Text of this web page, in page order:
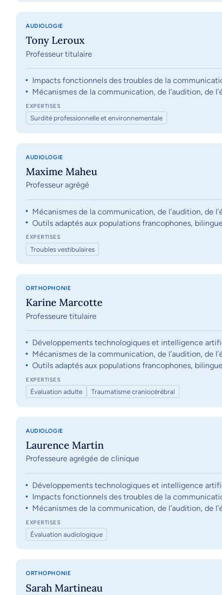
AUDIOLOGIE
Tony Leroux
Professeur titulaire
Impacts fonctionnels des troubles de la
Mécanismes de la communication, de l’audition, de
EXPERTISES
Surdité professionnelle et environnementale
AUDIOLOGIE
Maxime Maheu
Professeur agrégé
Mécanismes de la communication, de l’audition, de
Outils adaptés aux populations francophones,
EXPERTISES
Troubles vestibulaires
ORTHOPHONIE
Karine Marcotte
Professeure titulaire
Développements technologiques et intelligence
Mécanismes de la communication, de l’audition, de
Outils adaptés aux populations francophones,
EXPERTISES
Évaluation adulte Traumatisme craniocérébral
AUDIOLOGIE
Laurence Martin
Professeure agrégée de clinique
Développements technologiques et intelligence
Impacts fonctionnels des troubles de la
Mécanismes de la communication, de l’audition, de
EXPERTISES
Évaluation audiologique
ORTHOPHONIE
Sarah Martineau